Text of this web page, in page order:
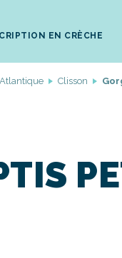
EN CRÈCHE
Clisson